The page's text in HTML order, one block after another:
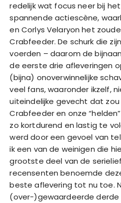
redelijk wat focus neer bij
spannende actiescène,
en Corlys Velaryon het
Crabfeeder. De schurk die
voerden – daarom de
de eerste drie afleveringen
(bijna) onoverwinnelijke
veel fans, waaronder ikzelf,
uiteindelijke gevecht dat
Crabfeeder en onze
zo kortdurend en lastig te
werd door een gevoel van
ik een van de weinigen die
grootste deel van de
recensenten benoemde
beste aflevering tot nu toe.
(over-)gewaardeerde derde